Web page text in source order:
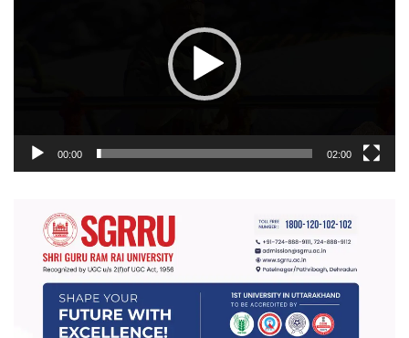
00:00 02:00